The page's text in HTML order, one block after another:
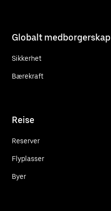
Globalt medborgerskap
Sikkerhet
Bærekraft
Reise
Reserver
Flyplasser
Byer